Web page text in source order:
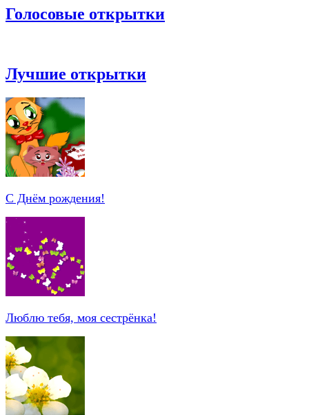
Голосовые открытки
Лучшие открытки
С Днём рождения!
Люблю тебя, моя сестрёнка!